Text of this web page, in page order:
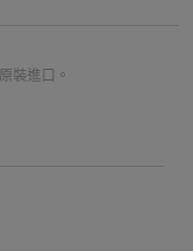
裝進口。